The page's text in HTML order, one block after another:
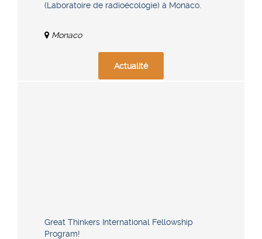
(Laboratoire de radioécologie) à Monaco.
Monaco
Actualité
Great Thinkers International Fellowship
Program!